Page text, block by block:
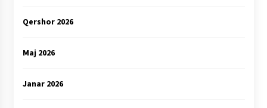
Qershor 2026
Maj 2026
Janar 2026